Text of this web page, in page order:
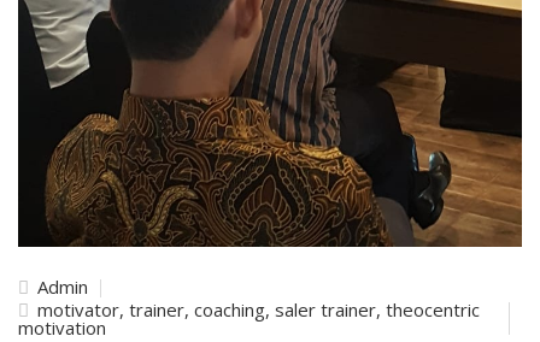
Admin
motivator, trainer, coaching, saler trainer, theocentric
motivation